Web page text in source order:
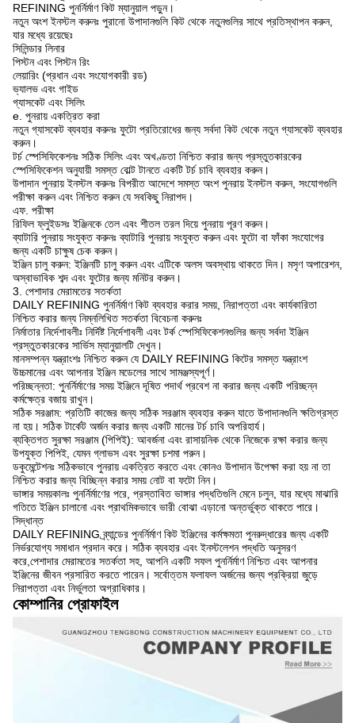
REFINING পুনর্নির্মাণ কিট ম্যানুয়াল পড়ুন।
নতুন অংশ ইনস্টল করুনঃ পুরানো উপাদানগুলি কিট থেকে নতুনগুলির সাথে প্রতিস্থাপন করুন,
যার মধ্যে রয়েছেঃ
সিলিন্ডার লিনার
পিস্টন এবং পিস্টন রিং
লেয়ারিং (প্রধান এবং সংযোগকারী রড)
ভ্যালভ এবং গাইড
গ্যাসকেট এবং সিলিং
e. পুনরায় একত্রিত করা
নতুন গ্যাসকেট ব্যবহার করুনঃ ফুটো প্রতিরোধের জন্য সর্বদা কিট থেকে নতুন গ্যাসকেট ব্যবহার
করুন।
টর্চ স্পেসিফিকেশনঃ সঠিক সিলিং এবং অখণ্ডতা নিশ্চিত করার জন্য প্রস্তুতকারকের
স্পেসিফিকেশন অনুযায়ী সমস্ত বোল্ট টানতে একটি টর্চ চাবি ব্যবহার করুন।
উপাদান পুনরায় ইনস্টল করুনঃ বিপরীত আদেশে সমস্ত অংশ পুনরায় ইনস্টল করুন, সংযোগগুলি
পরীক্ষা করুন এবং নিশ্চিত করুন যে সবকিছু নিরাপদ।
এফ. পরীক্ষা
রিফিল ফ্লুইডসঃ ইঞ্জিনকে তেল এবং শীতল তরল দিয়ে পুনরায় পূরণ করুন।
ব্যাটারি পুনরায় সংযুক্ত করুনঃ ব্যাটারি পুনরায় সংযুক্ত করুন এবং ফুটো বা ফাঁকা সংযোগের
জন্য একটি চাক্ষুষ চেক করুন।
ইঞ্জিন চালু করুন: ইঞ্জিনটি চালু করুন এবং এটিকে অলস অবস্থায় থাকতে দিন। মসৃণ অপারেশন,
অস্বাভাবিক শব্দ এবং ফুটোর জন্য মনিটর করুন।
3. পেশাদার মেরামতের সতর্কতা
DAILY REFINING পুনর্নির্মাণ কিট ব্যবহার করার সময়, নিরাপত্তা এবং কার্যকারিতা
নিশ্চিত করার জন্য নিম্নলিখিত সতর্কতা বিবেচনা করুনঃ
নির্মাতার নির্দেশাবলীঃ নির্দিষ্ট নির্দেশাবলী এবং টর্ক স্পেসিফিকেশনগুলির জন্য সর্বদা ইঞ্জিন
প্রস্তুতকারকের সার্ভিস ম্যানুয়ালটি দেখুন।
মানসম্পন্ন যন্ত্রাংশঃ নিশ্চিত করুন যে DAILY REFINING কিটের সমস্ত যন্ত্রাংশ
উচ্চমানের এবং আপনার ইঞ্জিন মডেলের সাথে সামঞ্জস্যপূর্ণ।
পরিচ্ছন্নতা: পুনর্নির্মাণের সময় ইঞ্জিনে দূষিত পদার্থ প্রবেশ না করার জন্য একটি পরিচ্ছন্ন
কর্মক্ষেত্র বজায় রাখুন।
সঠিক সরঞ্জাম: প্রতিটি কাজের জন্য সঠিক সরঞ্জাম ব্যবহার করুন যাতে উপাদানগুলি ক্ষতিগ্রস্ত
না হয়। সঠিক টার্কেট অর্জন করার জন্য একটি মানের টর্চ চাবি অপরিহার্য।
ব্যক্তিগত সুরক্ষা সরঞ্জাম (পিপিই): আবর্জনা এবং রাসায়নিক থেকে নিজেকে রক্ষা করার জন্য
উপযুক্ত পিপিই, যেমন গ্লাভস এবং সুরক্ষা চশমা পরুন।
ডকুমেন্টেশনঃ সঠিকভাবে পুনরায় একত্রিত করতে এবং কোনও উপাদান উপেক্ষা করা হয় না তা
নিশ্চিত করার জন্য বিচ্ছিন্ন করার সময় নোট বা ফটো নিন।
ভাঙ্গার সময়কালঃ পুনর্নির্মাণের পরে, প্রস্তাবিত ভাঙ্গার পদ্ধতিগুলি মেনে চলুন, যার মধ্যে মাঝারি
গতিতে ইঞ্জিন চালানো এবং প্রাথমিকভাবে ভারী বোঝা এড়ানো অন্তর্ভুক্ত থাকতে পারে।
সিদ্ধান্ত
DAILY REFINING ব্র্যান্ডের পুনর্নির্মাণ কিট ইঞ্জিনের কর্মক্ষমতা পুনরুদ্ধারের জন্য একটি
নির্ভরযোগ্য সমাধান প্রদান করে। সঠিক ব্যবহার এবং ইনস্টলেশন পদ্ধতি অনুসরণ
করে,পেশাদার মেরামতের সতর্কতা সহ, আপনি একটি সফল পুনর্নির্মাণ নিশ্চিত এবং আপনার
ইঞ্জিনের জীবন প্রসারিত করতে পারেন। সর্বোত্তম ফলাফল অর্জনের জন্য প্রক্রিয়া জুড়ে
নিরাপত্তা এবং নির্ভুলতা অগ্রাধিকার।
কোম্পানির প্রোফাইল